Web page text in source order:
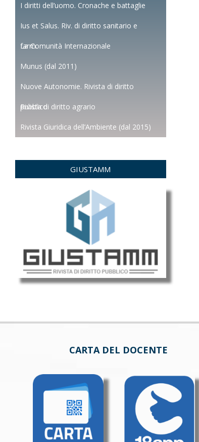
I diritti dell’uomo. Cronache e battaglie
Ius et Salus. Riv. di diritto sanitario e
farm.
La Comunità Internazionale
Munus (dal 2011)
Nuove Autonomie. Rivista di diritto
pubblico
Rivista di diritto agrario
Rivista Giuridica dell’Ambiente (dal 2015)
GIUSTAMM
CARTA DEL DOCENTE